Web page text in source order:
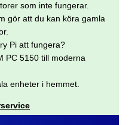
som inte fungerar.
gör att du kan köra gamla
Pi att fungera?
PC 5150 till moderna
enheter i hemmet.